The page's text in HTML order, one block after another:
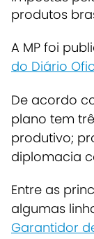
produtos
A MP foi
do Diário
De acordo
plano tem
produtivo;
diplomacia
Entre as
algumas
Garantidor